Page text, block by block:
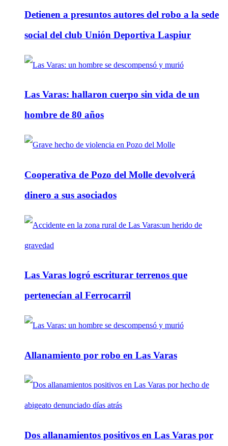
Detienen a presuntos autores del robo a la sede
social del club Unión Deportiva Laspiur
Las Varas: hallaron cuerpo sin vida de un
hombre de 80 años
Cooperativa de Pozo del Molle devolverá
dinero a sus asociados
Las Varas logró escriturar terrenos que
pertenecían al Ferrocarril
Allanamiento por robo en Las Varas
Dos allanamientos positivos en Las Varas por